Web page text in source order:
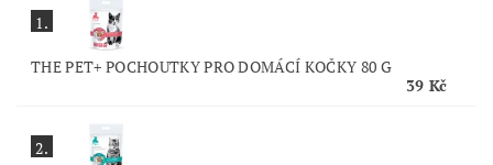
1.
THE PET+ POCHOUTKY PRO DOMÁCÍ KOČKY 80 G
39 Kč
2.